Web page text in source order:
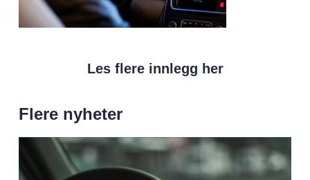
Les flere innlegg her
Flere nyheter